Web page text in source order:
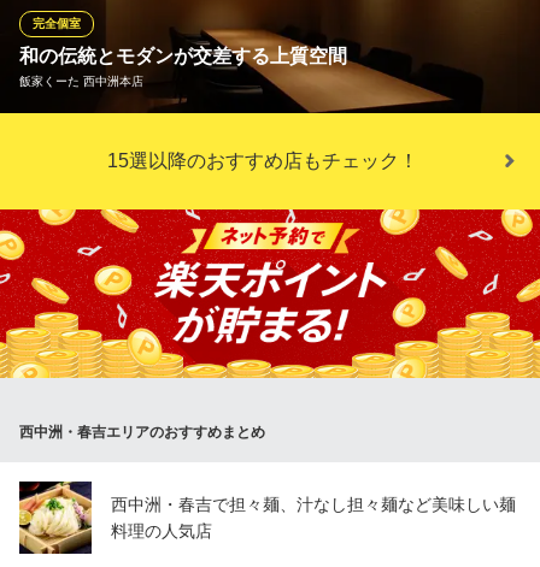
自慢のお食事とお酒を楽しみながらゆったりとおくつろぎくださ
い。
あら鍋 クエ料理とイカ活造り 博多かんべえ 春吉天神邸
地下鉄七隈線（3号線）櫛田神社前駅1番出口 徒歩5分
福岡県福岡市中央区春吉3-5-7 中洲西サウスサイド2F リバーフロント
和の伝統とモダンが交差する上質空間
飯家くーた 西中洲本店
完全個室
天神南駅より徒歩5分。本物志向の大人達が集う割烹居酒屋で今宵
の一献を。余計な要素を極限まで省いたシンプルな造りの完全個
をもてなす一席にも最適です。大切な方との会話を楽しみなが
ら、日常から離れた極上のひとときをお過ごしくださいませ。
飯家くーた 西中洲本店
西中洲の割烹居酒屋
地下鉄七隈線（3号線）天神南駅 徒歩5分
15選以降のおすすめ店もチェック！
西中洲・春吉エリアのおすすめまとめ
西中洲・春吉で担々麺、汁なし担々麺など美味しい麺
料理の人気店